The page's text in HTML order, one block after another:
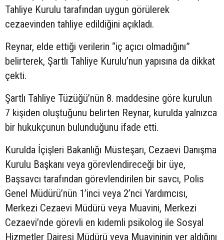
Tahliye Kurulu tarafından uygun görülerek
cezaevinden tahliye edildiğini açıkladı.
Reynar, elde ettiği verilerin “iç açıcı olmadığını”
belirterek, Şartlı Tahliye Kurulu’nun yapısına da dikkat
çekti.
Şartlı Tahliye Tüzüğü’nün 8. maddesine göre kurulun
7 kişiden oluştuğunu belirten Reynar, kurulda yalnızca
bir hukukçunun bulunduğunu ifade etti.
Kurulda İçişleri Bakanlığı Müsteşarı, Cezaevi Danışma
Kurulu Başkanı veya görevlendireceği bir üye,
Başsavcı tarafından görevlendirilen bir savcı, Polis
Genel Müdürü’nün 1’inci veya 2’nci Yardımcısı,
Merkezi Cezaevi Müdürü veya Muavini, Merkezi
Cezaevi’nde görevli en kıdemli psikolog ile Sosyal
Hizmetler Dairesi Müdürü veya Muavininin yer aldığını